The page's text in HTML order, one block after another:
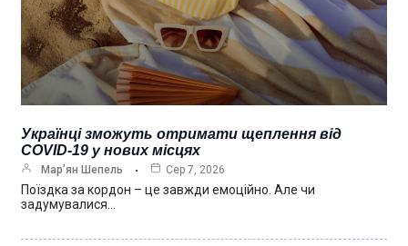
Українці зможуть отримати щеплення від
COVID-19 у нових місцях
Мар’ян Шепель Сер 7, 2026
Поїздка за кордон – це завжди емоційно. Але чи
задумувалися…